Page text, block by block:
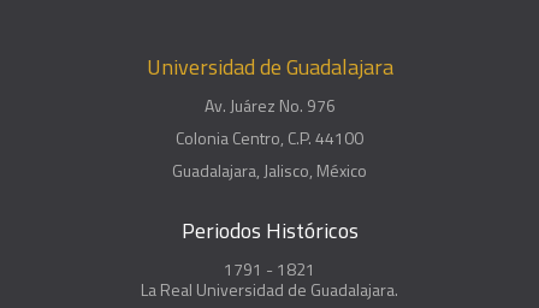
Universidad de Guadalajara
Av. Juárez No. 976
Colonia Centro, C.P. 44100
Guadalajara, Jalisco, México
Periodos Históricos
1791 - 1821
La Real Universidad de Guadalajara.